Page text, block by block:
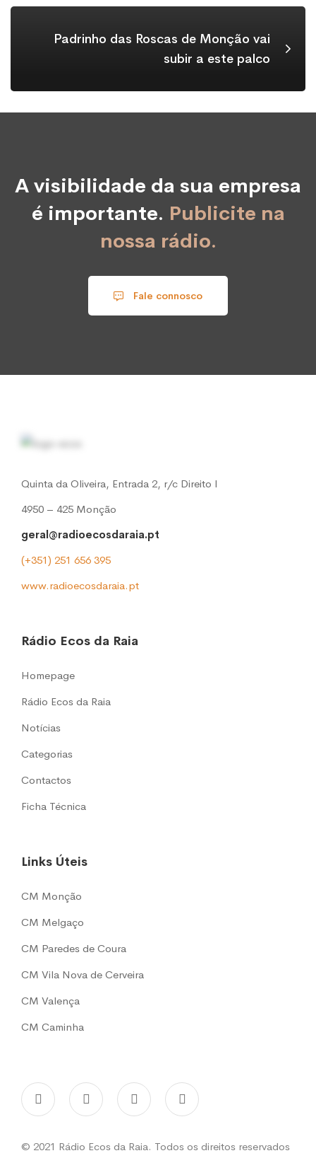
Padrinho das Roscas de Monção vai
subir a este palco
A visibilidade da sua empresa
é importante. Publicite na
nossa rádio.
Fale connosco
Quinta da Oliveira, Entrada 2, r/c Direito l
4950 – 425 Monção
geral@radioecosdaraia.pt
(+351) 251 656 395
www.radioecosdaraia.pt
Rádio Ecos da Raia
Homepage
Rádio Ecos da Raia
Notícias
Categorias
Contactos
Ficha Técnica
Links Úteis
CM Monção
CM Melgaço
CM Paredes de Coura
CM Vila Nova de Cerveira
CM Valença
CM Caminha
© 2021 Rádio Ecos da Raia. Todos os direitos reservados